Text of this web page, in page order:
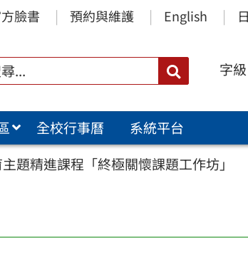
臉書 預約與維護 English
搜
尋：
字級
全校行事曆
系統平台
題精進課程「終極關懷課題工作坊」